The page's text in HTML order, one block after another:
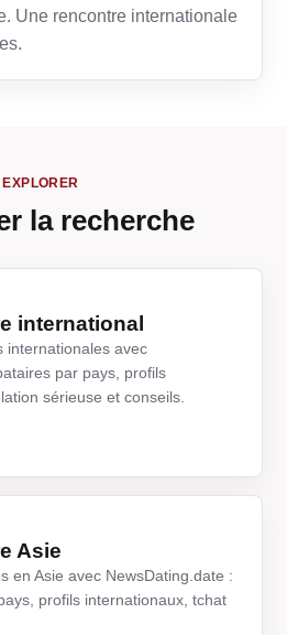
Une rencontre internationale
EXPLORER
la recherche
international
internationales avec
par pays, profils
sérieuse et conseils.
Asie
en Asie avec NewsDating.date :
profils internationaux, tchat